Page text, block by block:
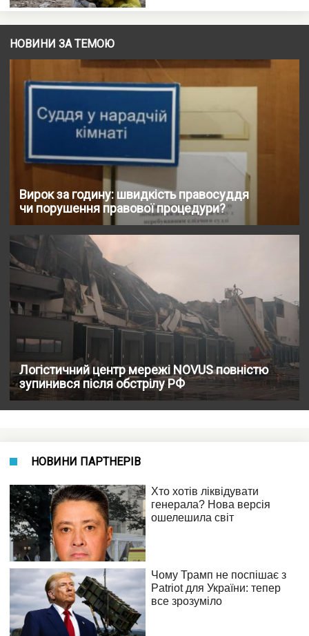
НОВИНИ ЗА ТЕМОЮ
Вирок за годину: швидкість правосуддя
чи порушення правової процедури?
Логістичний центр мережі NOVUS повністю
зупинився після обстрілу РФ
НОВИНИ ПАРТНЕРІВ